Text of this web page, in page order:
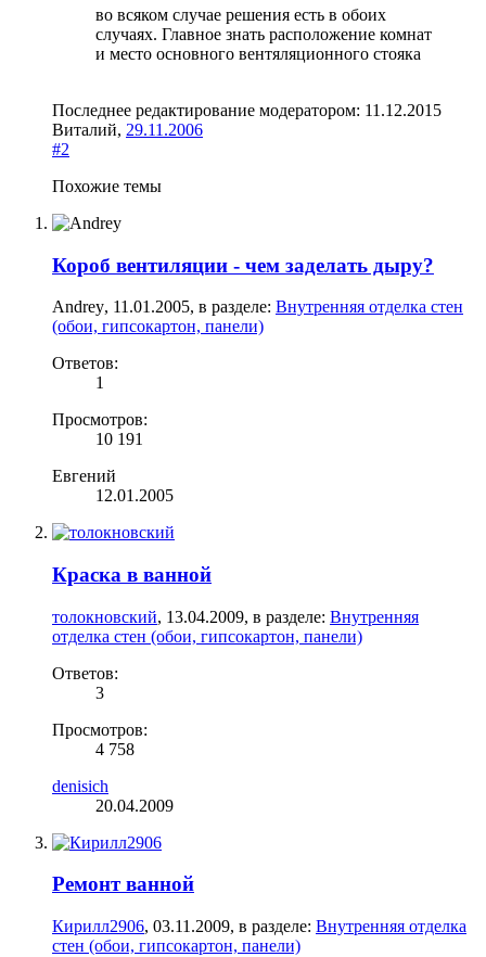
во всяком случае решения есть в обоих
случаях. Главное знать расположение комнат
и место основного вентяляционного стояка
Последнее редактирование модератором: 11.12.2015
Виталий, 29.11.2006
#2
Похожие темы
Короб вентиляции - чем заделать дыру?
Andrey, 11.01.2005, в разделе: Внутренняя отделка стен
(обои, гипсокартон, панели)
Ответов:
1
Просмотров:
10 191
Евгений
12.01.2005
Краска в ванной
толокновский, 13.04.2009, в разделе: Внутренняя
отделка стен (обои, гипсокартон, панели)
Ответов:
3
Просмотров:
4 758
denisich
20.04.2009
Ремонт ванной
Кирилл2906, 03.11.2009, в разделе: Внутренняя отделка
стен (обои, гипсокартон, панели)